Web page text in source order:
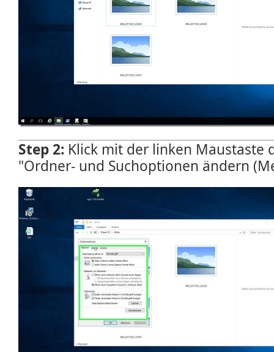
Step 2: Klick mit der linken Maustaste
"Ordner- und Suchoptionen ändern